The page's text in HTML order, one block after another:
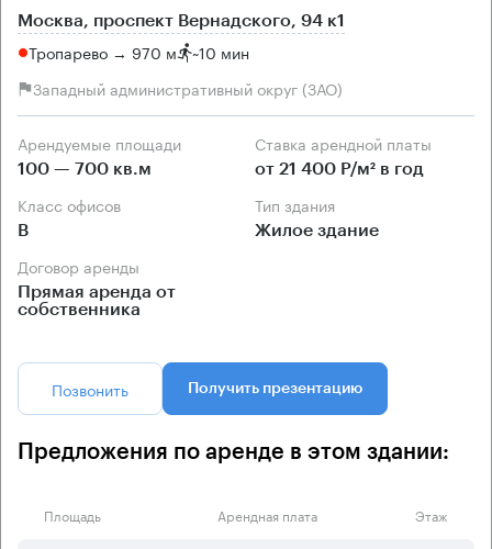
Москва, проспект Вернадского, 94 к1
Тропарево → 970 м ~10 мин
Западный административный округ (ЗАО)
Арендуемые площади
100 — 700 кв.м
Ставка арендной платы
от 21 400 Р/м² в год
Класс офисов
B
Тип здания
Жилое здание
Договор аренды
Прямая аренда от
собственника
Позвонить Получить презентацию
Предложения по аренде в этом здании:
Площадь Арендная плата Этаж